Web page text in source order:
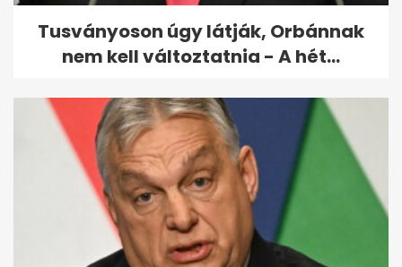
Tusványoson úgy látják, Orbánnak
nem kell változtatnia - A hét...